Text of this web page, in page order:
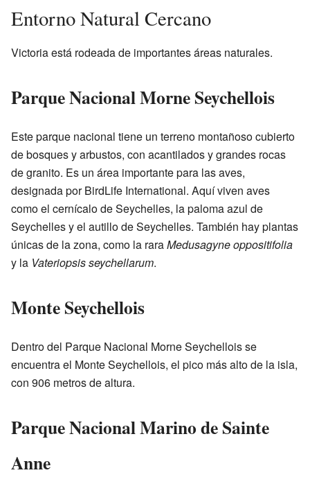
Entorno Natural Cercano
Victoria está rodeada de importantes áreas naturales.
Parque Nacional Morne Seychellois
Este parque nacional tiene un terreno montañoso cubierto
de bosques y arbustos, con acantilados y grandes rocas
de granito. Es un área importante para las aves,
designada por BirdLife International. Aquí viven aves
como el cernícalo de Seychelles, la paloma azul de
Seychelles y el autillo de Seychelles. También hay plantas
únicas de la zona, como la raraMedusagyne oppositifolia
y la Vateriopsis seychellarum.
Monte Seychellois
Dentro del Parque Nacional Morne Seychellois se
encuentra el Monte Seychellois, el pico más alto de la isla,
con 906 metros de altura.
Parque Nacional Marino de Sainte
Anne